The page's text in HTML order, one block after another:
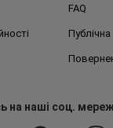
FAQ
на наші соц.